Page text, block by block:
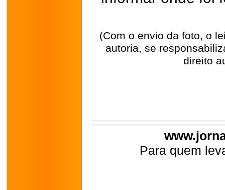
(Com o envio da foto, o
autoria, se
direito
Para quem